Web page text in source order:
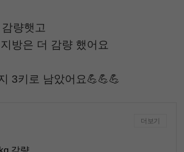
량햇고
방은 더 감량 했어요
3키로 남았어요💪💪💪
더보기
감량